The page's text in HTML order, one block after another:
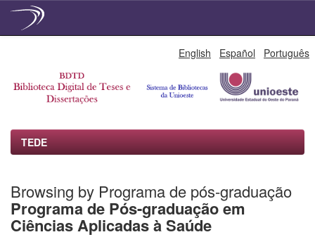
English Español Português
TEDE
Browsing by Programa de pós-graduação
Programa de Pós-graduação em
Ciências Aplicadas à Saúde